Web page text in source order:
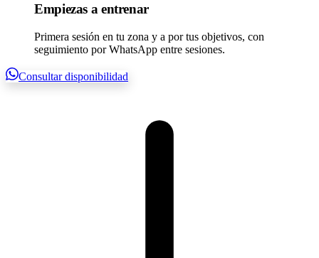
Empiezas a entrenar
Primera sesión en tu zona y a por tus objetivos, con
seguimiento por WhatsApp entre sesiones.
Consultar disponibilidad